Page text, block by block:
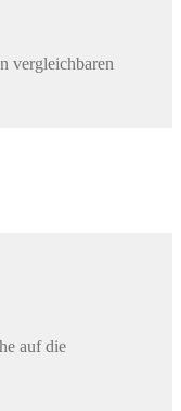
vergleichbaren
auf die